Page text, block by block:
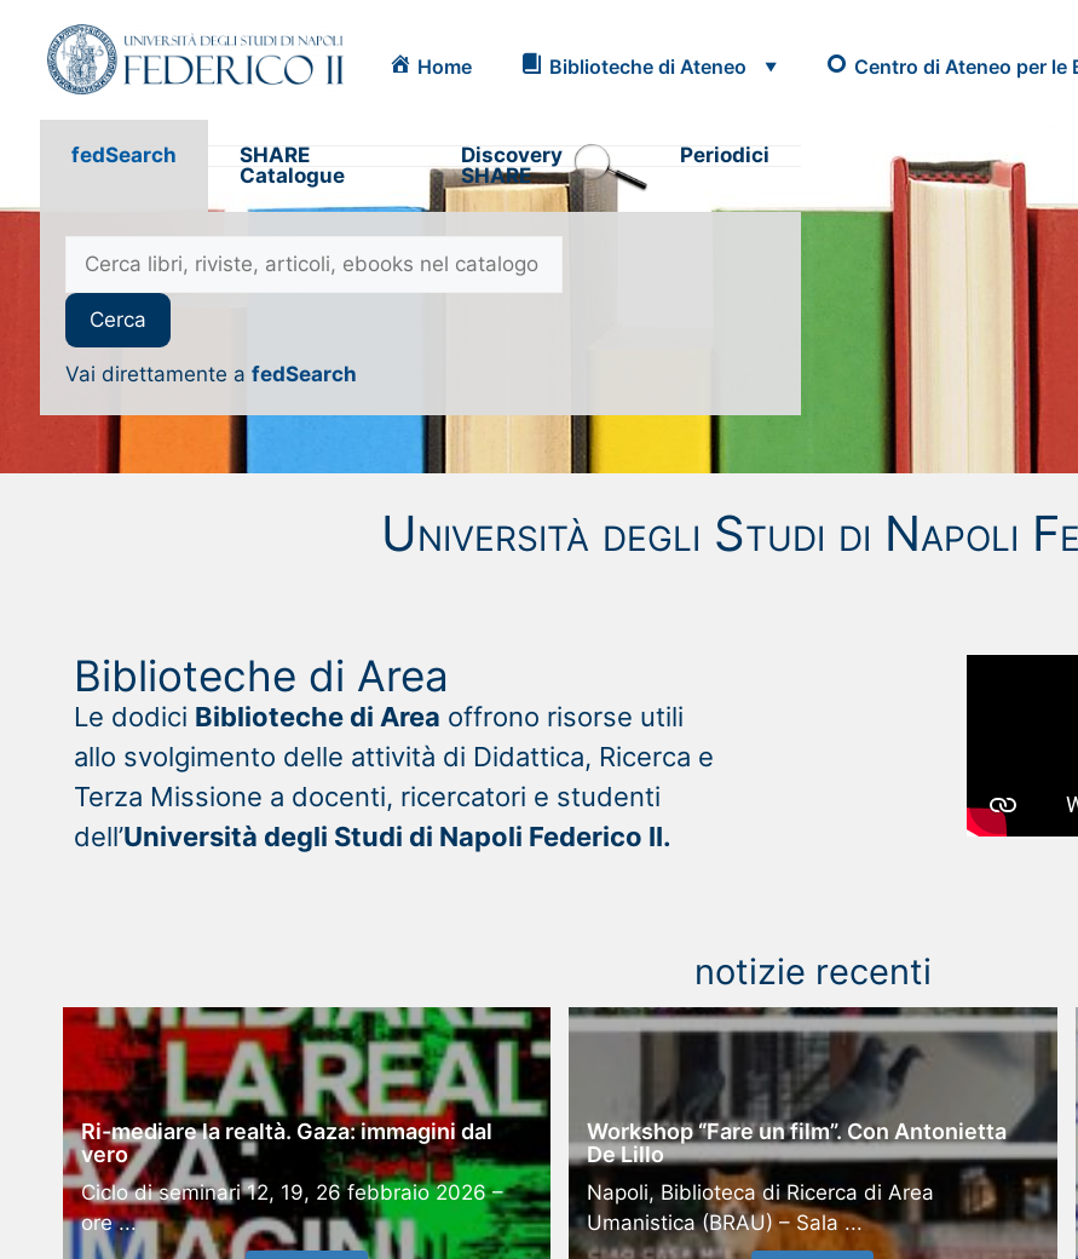
Home Biblioteche di Ateneo Centro di Ateneo per le
fedSearch
SHARE
Catalogue
Discovery
SHARE
Periodici
Vai direttamente a fedSearch
Università degli Studi di Napoli
Biblioteche di Area
Le dodici Biblioteche di Area offrono risorse utili
allo svolgimento delle attività di Didattica, Ricerca e
Terza Missione a docenti, ricercatori e studenti
dell’Università degli Studi di Napoli Federico II.
notizie recenti
Ri-mediare la realtà. Gaza: immagini dal
vero
Ciclo di seminari 12, 19, 26 febbraio 2026 –
ore ...
Workshop “Fare un film”. Con Antonietta
De Lillo
Napoli, Biblioteca di Ricerca di Area
Umanistica (BRAU) – Sala ...